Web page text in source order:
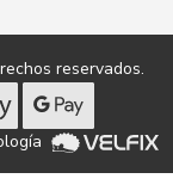
reservados.